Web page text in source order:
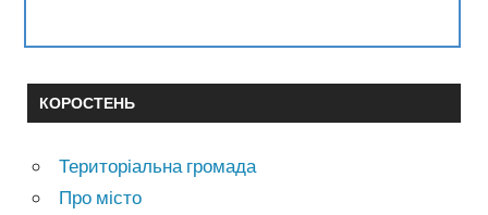
КОРОСТЕНЬ
Територіальна громада
Про місто